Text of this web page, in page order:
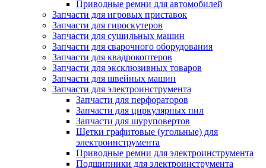
Приводные ремни для автомобилей
Запчасти для игровых приставок
Запчасти для гироскутеров
Запчасти для сушильных машин
Запчасти для сварочного оборудования
Запчасти для квадрокоптеров
Запчасти для эксклюзивных товаров
Запчасти для швейных машин
Запчасти для электроинструмента
Запчасти для перфораторов
Запчасти для циркулярных пил
Запчасти для шуруповертов
Щетки графитовые (угольные) для
электроинструмента
Приводные ремни для электроинструмента
Подшипники для электроинструмента